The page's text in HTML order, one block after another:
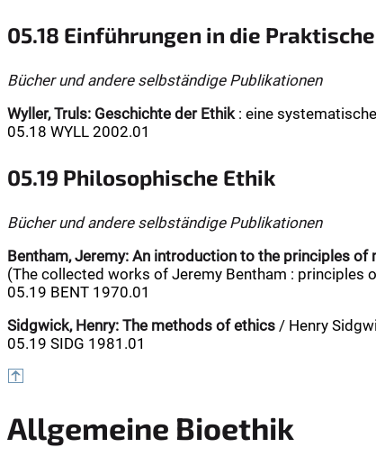
05.18 Einführungen in die
Bücher und andere selbständige Publikationen
Wyller, Truls: Geschichte der Ethik: eine
05.18 WYLL 2002.01
05.19 Philosophische Ethik
Bücher und andere selbständige Publikationen
Bentham, Jeremy: An introduction to the principles of
(The collected works of Jeremy Bentham : principles
05.19 BENT 1970.01
Sidgwick, Henry: The methods of ethics / Henry
05.19 SIDG 1981.01
Allgemeine Bioethik